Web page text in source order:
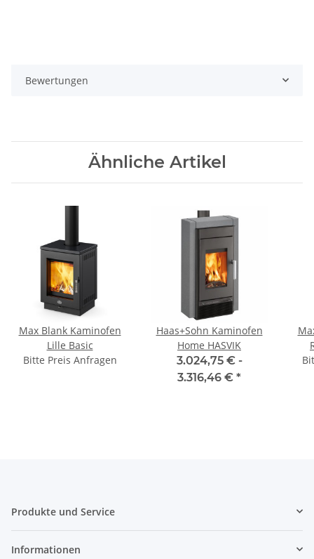
Bewertungen
Ähnliche Artikel
Max Blank Kaminofen
Lille Basic
Bitte Preis Anfragen
Haas+Sohn Kaminofen
Home HASVIK
3.024,75 € -
3.316,46 € *
Produkte und Service
Informationen